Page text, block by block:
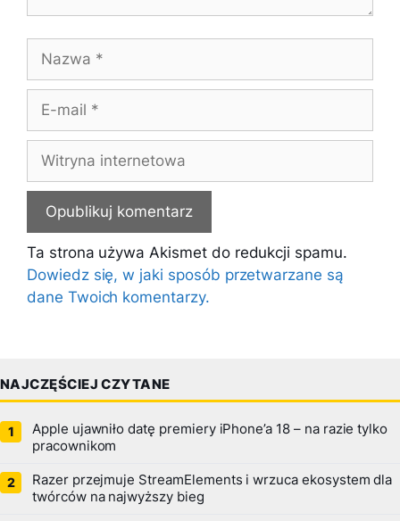
Nazwa
Witryna
internetowa
Ta strona używa Akismet do redukcji spamu.
Dowiedz się, w jaki sposób przetwarzane są
dane Twoich komentarzy.
NAJCZĘŚCIEJ CZYTANE
Apple ujawniło datę premiery iPhone’a 18 – na razie tylko
pracownikom
Razer przejmuje StreamElements i wrzuca ekosystem dla
twórców na najwyższy bieg